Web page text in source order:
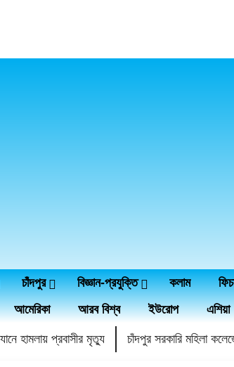
চাঁদপুর বিজ্ঞান-প্রযুক্তি কলাম
আমেরিকা আরব বিশ্ব ইউরোপ এশিয়া
হামলায় প্রবাসীর মৃত্যু চাঁদপুর সরকারি মহিলা